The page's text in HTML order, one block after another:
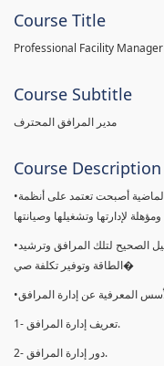
Course Title
Professional Facility Manager
Course Subtitle
مدير المرافق المحترف
Course Description
•إن المرافق الحديثة التي تم إنشائها خلال السنوات الماضية أصبحت تعتمد على أنظمة
•وتساهم إدارة المرفق بالشكل الصحيح في التشغيل الصحيح لتلك المرافق وترشيد
الطاقة وتوفير تكلفة صي�
1- تعريف إدارة المرافق.
2- دور إدارة المرافق.